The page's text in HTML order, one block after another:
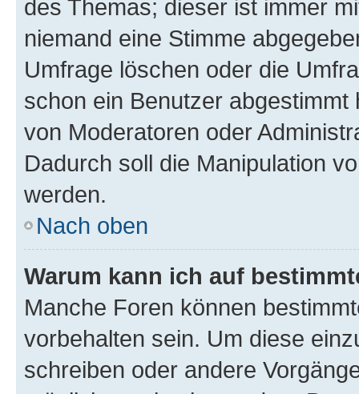
des Themas; dieser ist immer
niemand eine Stimme
Umfrage löschen oder die
schon ein Benutzer
von Moderatoren oder
Dadurch soll die Manipulation
werden.
Nach oben
Warum kann ich auf
Manche Foren können
vorbehalten sein. Um diese
schreiben oder andere